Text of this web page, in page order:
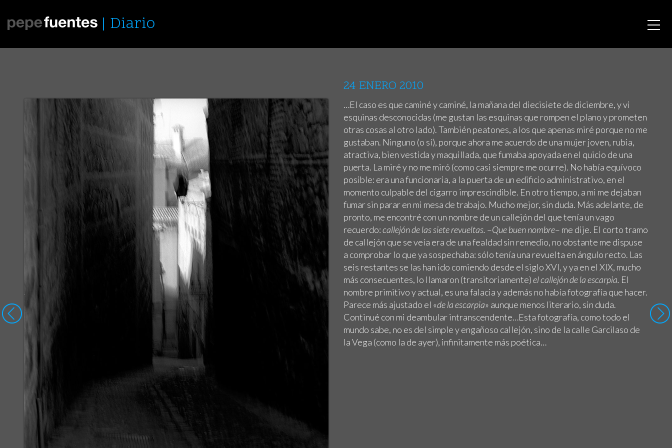
Diario
24 ENERO 2010
…El caso es que caminé y caminé, la mañana del diecisiete de diciembre, y vi
esquinas desconocidas (me gustan las esquinas que rompen el plano y prometen
otras cosas al otro lado). También peatones, a los que apenas miré porque no me
gustaban. Ninguno (o sí), porque ahora me acuerdo de una mujer joven, rubia,
atractiva, bien vestida y maquillada, que fumaba apoyada en el quicio de una
puerta. La miré y no me miró (como casi siempre me ocurre). No había equívoco
posible: era una funcionaria, a la puerta de un edificio administrativo, en el
momento culpable del cigarro imprescindible. En otro tiempo, a mi me dejaban
fumar sin parar en mi mesa de trabajo. Mucho mejor, sin duda. Más adelante, de
pronto, me encontré con un nombre de un callejón del que tenía un vago
recuerdo:callejón de las siete revueltas. –Que buen nombre– me dije. El corto tramo
de callejón que se veía era de una fealdad sin remedio, no obstante me dispuse
a comprobar lo que ya sospechaba: sólo tenía una revuelta en ángulo recto. Las
seis restantes se las han ido comiendo desde el siglo XVI, y ya en el XIX, mucho
más consecuentes, lo llamaron (transitoriamente)el callejón de la escarpia. El
nombre primitivo y actual, es una falacia y además no había fotografía que hacer.
Parece más ajustado el «de la escarpia» aunque menos literario, sin duda.
Continué con mi deambular intranscendente…Esta fotografía, como todo el
mundo sabe, no es del simple y engañoso callejón, sino de la calle Garcilaso de
la Vega (como la de ayer), infinitamente más poética…